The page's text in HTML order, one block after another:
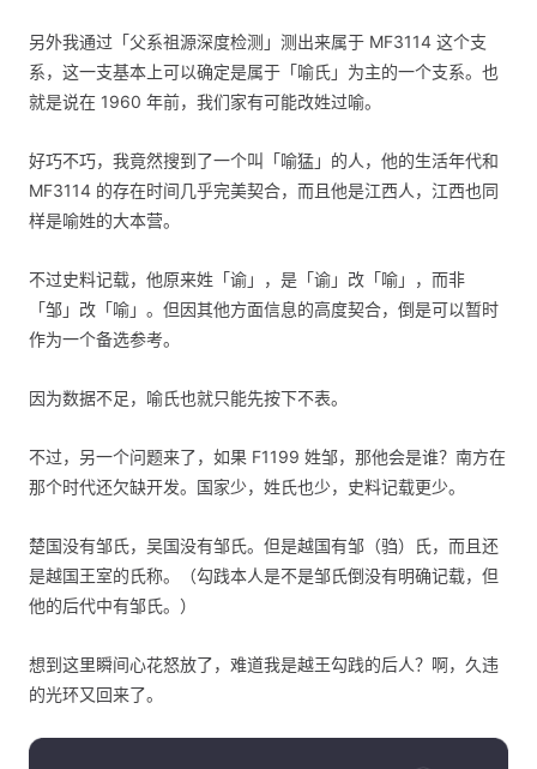
另外我通过「父系祖源深度检测」测出来属于 MF3114 这个支
系，这一支基本上可以确定是属于「喻氏」为主的一个支系。也
就是说在 1960 年前，我们家有可能改姓过喻。
好巧不巧，我竟然搜到了一个叫「喻猛」的人，他的生活年代和
MF3114 的存在时间几乎完美契合，而且他是江西人，江西也同
样是喻姓的大本营。
不过史料记载，他原来姓「谕」，是「谕」改「喻」，而非
「邹」改「喻」。但因其他方面信息的高度契合，倒是可以暂时
作为一个备选参考。
因为数据不足，喻氏也就只能先按下不表。
不过，另一个问题来了，如果 F1199 姓邹，那他会是谁？南方在
那个时代还欠缺开发。国家少，姓氏也少，史料记载更少。
楚国没有邹氏，吴国没有邹氏。但是越国有邹（驺）氏，而且还
是越国王室的氏称。（勾践本人是不是邹氏倒没有明确记载，但
他的后代中有邹氏。）
想到这里瞬间心花怒放了，难道我是越王勾践的后人？啊，久违
的光环又回来了。